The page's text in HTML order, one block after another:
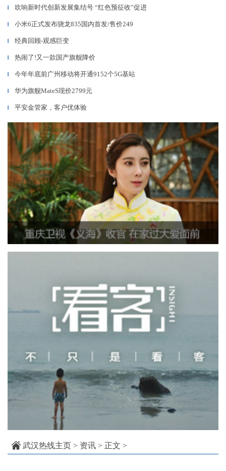
▎ 吹响新时代创新发展集结号 “红色预征收”促进
▎ 小米6正式发布骁龙835国内首发/售价249
▎ 经典回顾-观感巨变
▎ 热闹了!又一款国产旗舰降价
▎ 今年年底前广州移动将开通9152个5G基站
▎ 华为旗舰MateS现价2799元
▎ 平安金管家，客户优体验
武汉热线主页 > 资讯 > 正文 >